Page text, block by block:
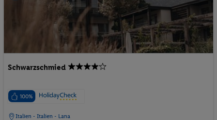
Schwarzschmied
100%
Italien - Italien - Lana